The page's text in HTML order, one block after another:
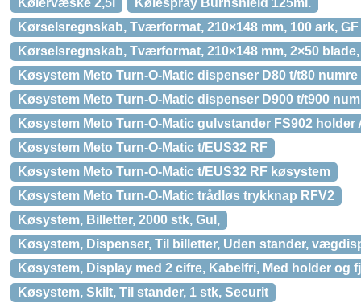
Kølervæske 2,5l
Kølespray Burnshield 125ml.
Kørselsregnskab, Tværformat, 210×148 mm, 100 ark, GF
Kørselsregnskab, Tværformat, 210×148 mm, 2×50
Køsystem Meto Turn-O-Matic dispenser D80 t/t80 numre
Køsystem Meto Turn-O-Matic dispenser D900 t/t900
Køsystem Meto Turn-O-Matic gulvstander FS902 holder
Køsystem Meto Turn-O-Matic t/EUS32 RF
Køsystem Meto Turn-O-Matic t/EUS32 RF køsystem
Køsystem Meto Turn-O-Matic trådløs trykknap RFV2
Køsystem, Billetter, 2000 stk, Gul,
Køsystem, Dispenser, Til billetter, Uden stander,
Køsystem, Display med 2 cifre, Kabelfri, Med holder og
Køsystem, Skilt, Til stander, 1 stk, Securit